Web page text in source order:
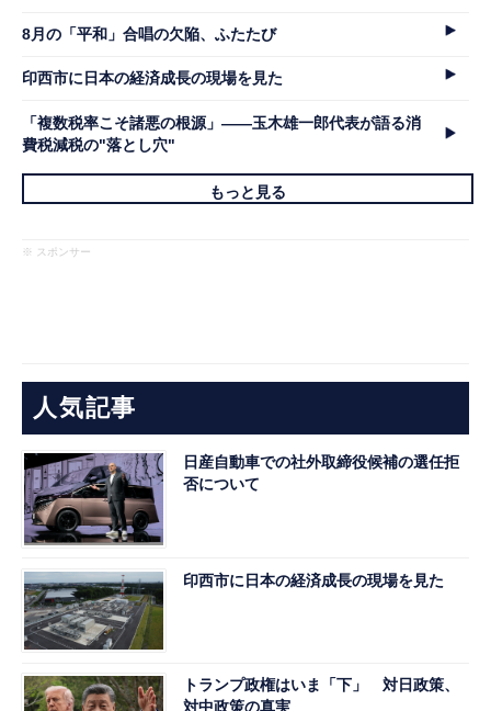
8月の「平和」合唱の欠陥、ふたたび
印西市に日本の経済成長の現場を見た
「複数税率こそ諸悪の根源」――玉木雄一郎代表が語る消
費税減税の"落とし穴"
もっと見る
※ スポンサー
人気記事
日産自動車での社外取締役候補の選任拒
否について
印西市に日本の経済成長の現場を見た
トランプ政権はいま「下」 対日政策、
対中政策の真実